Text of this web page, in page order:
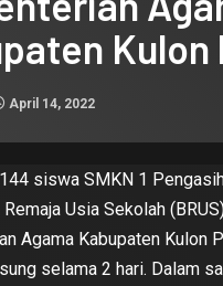
Kulon
April 14, 2022
siswa SMKN 1
Remaja Usia Sekolah
Agama Kabupaten Kulon
selama 2 hari. Dalam